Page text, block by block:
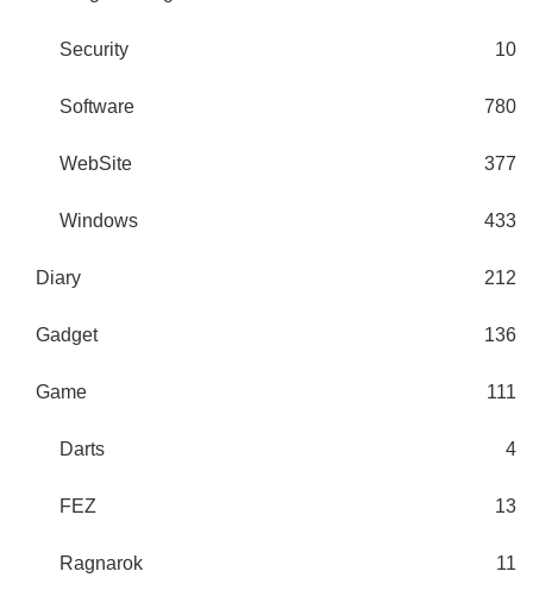
Security 10
Software 780
WebSite 377
Windows 433
Diary 212
Gadget 136
Game 111
Darts 4
FEZ 13
Ragnarok 11